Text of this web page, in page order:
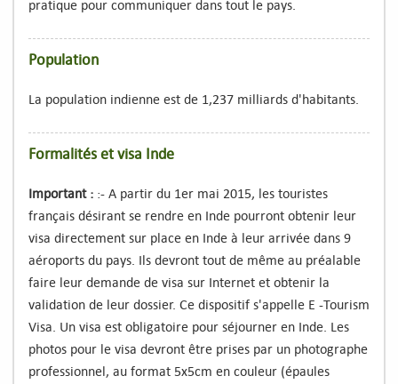
pratique pour communiquer dans tout le pays.
Population
La population indienne est de 1,237 milliards d'habitants.
Formalités et visa Inde
Important : :- A partir du 1er mai 2015, les touristes
français désirant se rendre en Inde pourront obtenir leur
visa directement sur place en Inde à leur arrivée dans 9
aéroports du pays. Ils devront tout de même au préalable
faire leur demande de visa sur Internet et obtenir la
validation de leur dossier. Ce dispositif s'appelle E -Tourism
Visa. Un visa est obligatoire pour séjourner en Inde. Les
photos pour le visa devront être prises par un photographe
professionnel, au format 5x5cm en couleur (épaules